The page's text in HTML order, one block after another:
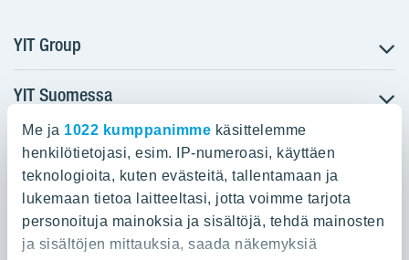
Me ja 1022 kumppanimme käsittelemme
henkilötietojasi, esim. IP-numeroasi, käyttäen
teknologioita, kuten evästeitä, tallentamaan ja
lukemaan tietoa laitteeltasi, jotta voimme tarjota
personoituja mainoksia ja sisältöjä, tehdä mainosten
ja sisältöjen mittauksia, saada näkemyksiä
YIT Group
Tietoa YIT:stä
Töihin meille
Sijoittajat
Projektit
Vastuullisuus
Media
YIT Suomessa
Myytävät asunnot
Vuokrattavat toimitilat
Kiinteistösijoittaminen
Infrarakentaminen
YIT:n pääkonttori
Panuntie 11, PL 36, 00620 Helsinki
020 433 111